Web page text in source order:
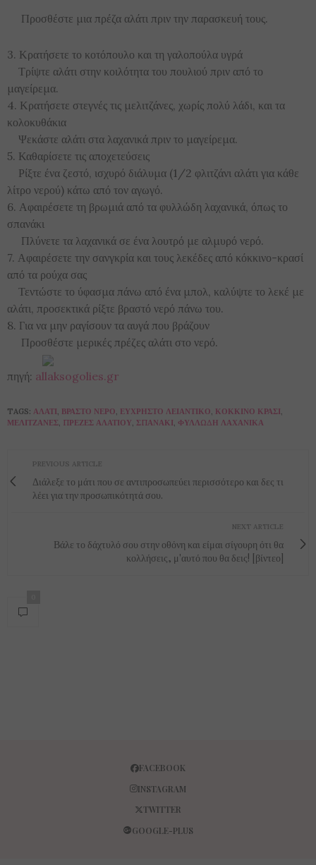
Προσθέστε μια πρέζα αλάτι πριν την παρασκευή τους.
3. Κρατήσετε το κοτόπουλο και τη γαλοπούλα υγρά
Τρίψτε αλάτι στην κοιλότητα του πουλιού πριν από το
μαγείρεμα.
4. Κρατήσετε στεγνές τις μελιτζάνες, χωρίς πολύ λάδι, και τα
κολοκυθάκια
Ψεκάστε αλάτι στα λαχανικά πριν το μαγείρεμα.
5. Καθαρίσετε τις αποχετεύσεις
Ρίξτε ένα ζεστό, ισχυρό διάλυμα (1/2 φλιτζάνι αλάτι για κάθε
λίτρο νερού) κάτω από τον αγωγό.
6. Αφαιρέσετε τη βρωμιά από τα φυλλώδη λαχανικά, όπως το
σπανάκι
Πλύνετε τα λαχανικά σε ένα λουτρό με αλμυρό νερό.
7. Αφαιρέσετε την σανγκρία και τους λεκέδες από κόκκινο-κρασί
από τα ρούχα σας
Τεντώστε το ύφασμα πάνω από ένα μπολ, καλύψτε το λεκέ με
αλάτι, προσεκτικά ρίξτε βραστό νερό πάνω του.
8. Για να μην ραγίσουν τα αυγά που βράζουν
Προσθέστε μερικές πρέζες αλάτι στο νερό.
πηγή: allaksogolies.gr
TAGS: ΑΛΆΤΙ, ΒΡΑΣΤΌ ΝΕΡΌ, ΕΎΧΡΗΣΤΟ ΛΕΙΑΝΤΙΚΌ, ΚΌΚΚΙΝΟ ΚΡΑΣΊ,
ΜΕΛΙΤΖΆΝΕΣ, ΠΡΈΖΕΣ ΑΛΑΤΙΟΎ, ΣΠΑΝΆΚΙ, ΦΥΛΛΏΔΗ ΛΑΧΑΝΙΚΆ
PREVIOUS ARTICLE
Διάλεξε το μάτι που σε αντιπροσωπεύει περισσότερο και δες τι
λέει για την προσωπικότητά σου.
NEXT ARTICLE
Βάλε το δάχτυλό σου στην οθόνη και είμαι σίγουρη ότι θα
κολλήσεις, μ'αυτό που θα δεις! [βίντεο]
FACEBOOK
INSTAGRAM
TWITTER
GOOGLE-PLUS